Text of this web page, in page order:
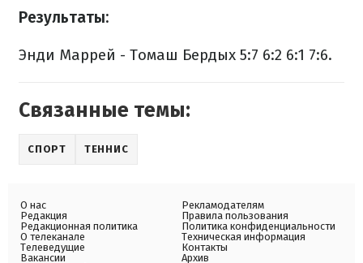
Результаты:
Энди Маррей - Томаш Бердых 5:7 6:2 6:1 7:6.
Связанные темы:
СПОРТ ТЕННИС
О нас
Редакция
Редакционная политика
О телеканале
Телеведущие
Вакансии
Рекламодателям
Правила пользования
Политика конфиденциальности
Техническая информация
Контакты
Архив